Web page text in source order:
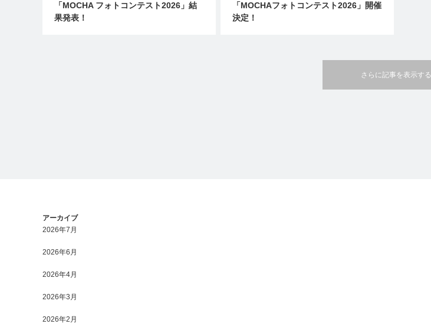
「MOCHA フォトコンテスト2026」結
果発表！
「MOCHAフォトコンテスト2026」開催
決定！
さらに記事を表示する
アーカイブ
2026年7月
2026年6月
2026年4月
2026年3月
2026年2月